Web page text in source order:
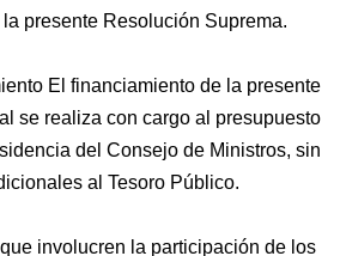
presente Resolución Suprema.
El financiamiento de la presente
se realiza con cargo al presupuesto
del Consejo de Ministros, sin
al Tesoro Público.
involucren la participación de los